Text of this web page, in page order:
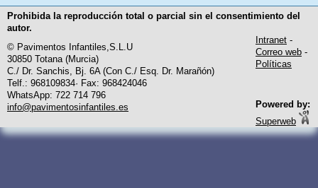
Prohibida la reproducción total o parcial sin el consentimiento del
autor.
© Pavimentos Infantiles,S.L.U
30850 Totana (Murcia)
C./ Dr. Sanchis, Bj. 6A (Con C./ Esq. Dr. Marañón)
Telf.: 968109834· Fax: 968424046
WhatsApp: 722 714 796
info@pavimentosinfantiles.es
Intranet -
Correo web -
Políticas
Powered by:
Superweb